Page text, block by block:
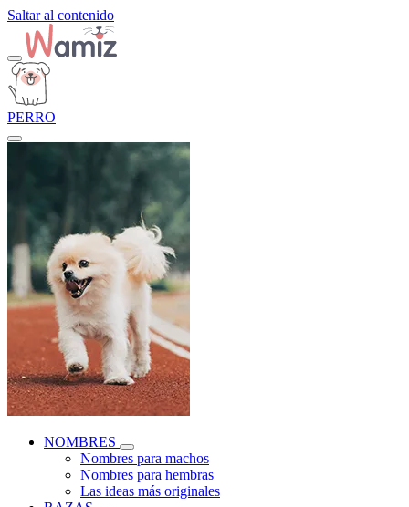
Saltar al contenido
PERRO
NOMBRES
Nombres para machos
Nombres para hembras
Las ideas más originales